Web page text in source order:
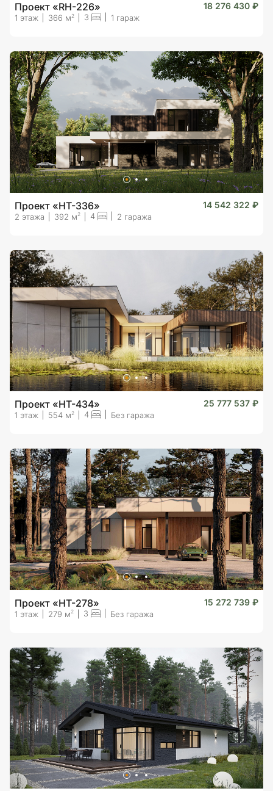
Проект «RH-226» 18 276 430 ₽
1 этаж 366 м 2 3 1 гараж
Проект «HT-336» 14 542 322 ₽
2 этажа 392 м2 4 2 гаража
Проект «HT-434» 25 777 537 ₽
1 этаж 554 м 2 4 Без гаража
Проект «HT-278» 15 272 739 ₽
1 этаж 279 м2 3 Без гаража